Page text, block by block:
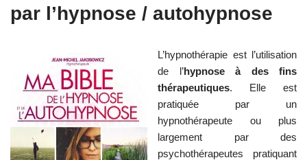
par l’hypnose / autohypnose
L’hypnothérapie est l’utilisation
de l’hypnose à des fins
thérapeutiques. Elle est
pratiquée par un
hypnothérapeute ou plus
largement par des
psychothérapeutes pratiquant